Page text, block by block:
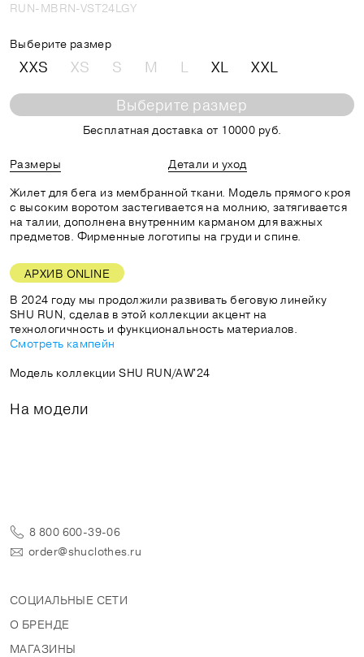
RUN-MBRN-VST24LGY
Выберите размер
XXS XS S M L XL XXL
Выберите размер
Бесплатная доставка от 10000 руб.
Размеры
Детали и уход
Жилет для бега из мембранной ткани. Модель прямого кроя
с высоким воротом застегивается на молнию, затягивается
на талии, дополнена внутренним карманом для важных
предметов. Фирменные логотипы на груди и спине.
АРХИВ ONLINE
В 2024 году мы продолжили развивать беговую линейку
SHU RUN, сделав в этой коллекции акцент на
технологичность и функциональность материалов.
Смотреть кампейн
Модель коллекции SHU RUN/AW'24
На модели
8 800 600-39-06
order@shuclothes.ru
СОЦИАЛЬНЫЕ СЕТИ
О БРЕНДЕ
МАГАЗИНЫ